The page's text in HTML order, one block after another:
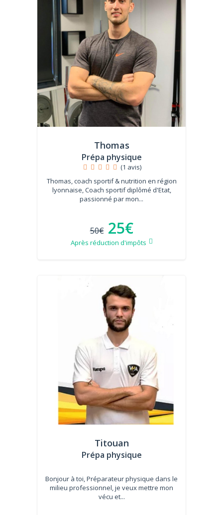
Thomas
Prépa physique
(1 avis)
Thomas, coach sportif & nutrition en région
lyonnaise, Coach sportif diplômé d'Etat,
passionné par mon...
50€ 25€
Après réduction d'impôts
Titouan
Prépa physique
Bonjour à toi, Préparateur physique dans le
milieu professionnel, je veux mettre mon
vécu et...